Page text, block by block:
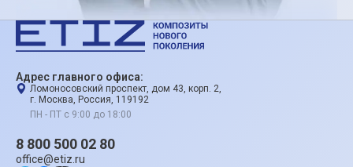
Адрес главного офиса:
Ломоносовский проспект, дом 43, корп. 2,
г. Москва, Россия, 119192
ПН - ПТ с 9:00 до 18:00
8 800 500 02 80
office@etiz.ru